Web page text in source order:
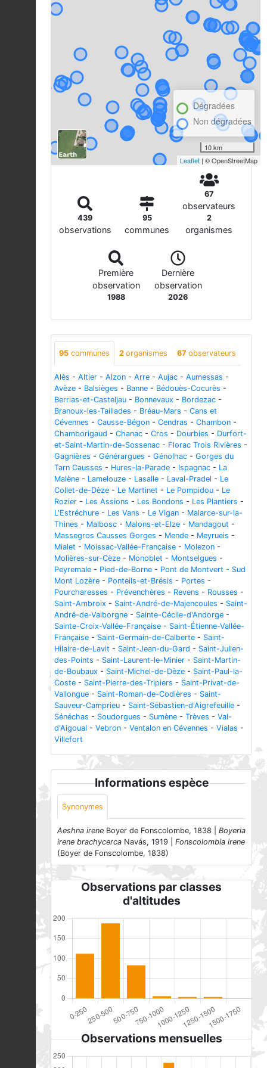
Dégradées
Non dégradées
10 km
Leaflet | © OpenStreetMap
439
observations
95
communes
67
observateurs
2
organismes
Première
observation
1988
Dernière
observation
2026
95 communes 2 organismes 67 observateurs
Alès - Altier - Alzon - Arre - Aujac - Aumessas -
Avèze - Balsièges - Banne - Bédouès-Cocurès -
Berrias-et-Casteljau - Bonnevaux - Bordezac -
Branoux-les-Taillades - Bréau-Mars - Cans et
Cévennes - Causse-Bégon - Cendras - Chambon -
Chamborigaud - Chanac - Cros - Dourbies - Durfort-
et-Saint-Martin-de-Sossenac - Florac Trois Rivières -
Gagnières - Générargues - Génolhac - Gorges du
Tarn Causses - Hures-la-Parade - Ispagnac - La
Malène - Lamelouze - Lasalle - Laval-Pradel - Le
Collet-de-Dèze - Le Martinet - Le Pompidou - Le
Rozier - Les Assions - Les Bondons - Les Plantiers -
L'Estréchure - Les Vans - Le Vigan - Malarce-sur-la-
Thines - Malbosc - Malons-et-Elze - Mandagout -
Massegros Causses Gorges - Mende - Meyrueis -
Mialet - Moissac-Vallée-Française - Molezon -
Molières-sur-Cèze - Monoblet - Montselgues -
Peyremale - Pied-de-Borne - Pont de Montvert - Sud
Mont Lozère - Ponteils-et-Brésis - Portes -
Pourcharesses - Prévenchères - Revens - Rousses -
Saint-Ambroix - Saint-André-de-Majencoules - Saint-
André-de-Valborgne - Sainte-Cécile-d'Andorge -
Sainte-Croix-Vallée-Française - Saint-Étienne-Vallée-
Française - Saint-Germain-de-Calberte - Saint-
Hilaire-de-Lavit - Saint-Jean-du-Gard - Saint-Julien-
des-Points - Saint-Laurent-le-Minier - Saint-Martin-
de-Boubaux - Saint-Michel-de-Dèze - Saint-Paul-la-
Coste - Saint-Pierre-des-Tripiers - Saint-Privat-de-
Vallongue - Saint-Roman-de-Codières - Saint-
Sauveur-Camprieu - Saint-Sébastien-d'Aigrefeuille -
Sénéchas - Soudorgues - Sumène - Trèves - Val-
d'Aigoual - Vebron - Ventalon en Cévennes - Vialas -
Villefort
Informations espèce
Synonymes
Aeshna irene Boyer de Fonscolombe, 1838 | Boyeria
irene brachycerca Navás, 1919 | Fonscolombia irene
(Boyer de Fonscolombe, 1838)
Observations par classes
d'altitudes
Observations mensuelles